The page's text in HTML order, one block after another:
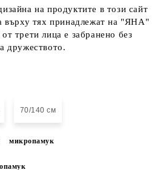
на продуктите в този сайт
върху тях принадлежат на "ЯНА"
трети лица е забранено без
дружеството.
70/140 см
микропамук